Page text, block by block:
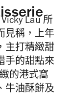
Lau 所
見稱，上年
， 主打精緻甜
手的甜點來
的港式窩
牛油酥餅及